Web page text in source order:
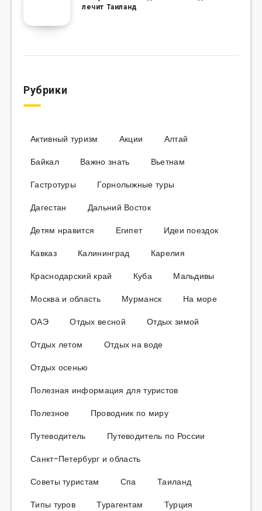
лечит Таиланд
Рубрики
Активный туризм Акции
Алтай
Байкал
Важно знать
Вьетнам
Гастротуры
Горнолыжные туры
Дагестан
Дальний Восток
Детям нравится
Египет
Идеи поездок
Кавказ
Калининград
Карелия
Краснодарский край
Куба
Мальдивы
Москва и область
Мурманск
На море
ОАЭ
Отдых весной
Отдых зимой
Отдых летом
Отдых на воде
Отдых осенью
Полезная информация для туристов
Полезное
Проводник по миру
Путеводитель
Путеводитель по России
Санкт-Петербург и область
Советы туристам
Спа
Таиланд
Типы туров
Турагентам Турция